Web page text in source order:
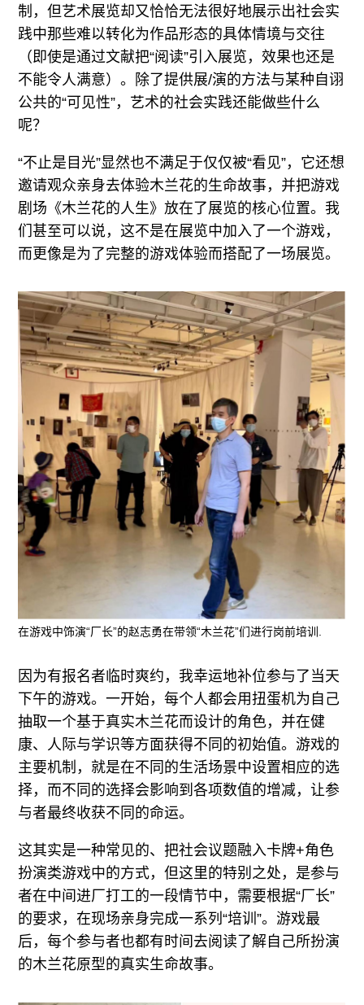
制，但艺术展览却又恰恰无法很好地展示出社会实
践中那些难以转化为作品形态的具体情境与交往
（即使是通过文献把“阅读”引入展览，效果也还是
不能令人满意）。除了提供展/演的方法与某种自诩
公共的“可见性”，艺术的社会实践还能做些什么
呢？
“不止是目光”显然也不满足于仅仅被“看见”，它还想
邀请观众亲身去体验木兰花的生命故事，并把游戏
剧场《木兰花的人生》放在了展览的核心位置。我
们甚至可以说，这不是在展览中加入了一个游戏，
而更像是为了完整的游戏体验而搭配了一场展览。
在游戏中饰演“厂长”的赵志勇在带领“木兰花”们进行岗前培训.
因为有报名者临时爽约，我幸运地补位参与了当天
下午的游戏。一开始，每个人都会用扭蛋机为自己
抽取一个基于真实木兰花而设计的角色，并在健
康、人际与学识等方面获得不同的初始值。游戏的
主要机制，就是在不同的生活场景中设置相应的选
择，而不同的选择会影响到各项数值的增减，让参
与者最终收获不同的命运。
这其实是一种常见的、把社会议题融入卡牌+角色
扮演类游戏中的方式，但这里的特别之处，是参与
者在中间进厂打工的一段情节中，需要根据“厂长”
的要求，在现场亲身完成一系列“培训”。游戏最
后，每个参与者也都有时间去阅读了解自己所扮演
的木兰花原型的真实生命故事。